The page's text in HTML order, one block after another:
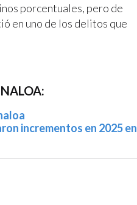
porcentuales, pero de
en uno de los delitos que
incrementos en 2025 en